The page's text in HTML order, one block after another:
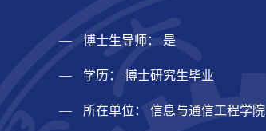
博士生导师： 是
学历： 博士研究生毕业
所在单位： 信息与通信工程学院